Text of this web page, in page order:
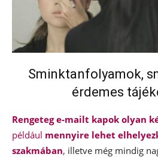
Sminktanfolyamok,
érdemes
Rengeteg e-mailt kapok olyan
például mennyire lehet
szakmában, illetve még mindig